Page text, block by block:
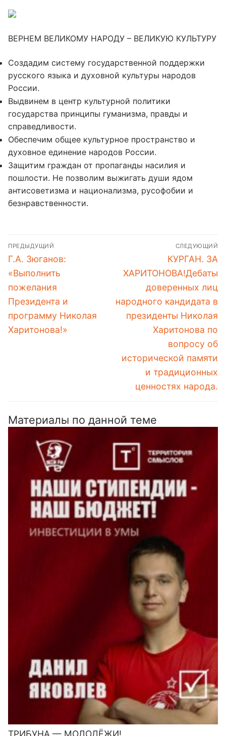
ВЕРНЕМ ВЕЛИКОМУ НАРОДУ – ВЕЛИКУЮ КУЛЬТУРУ
Создадим систему государственной поддержки
русского языка и духовной культуры народов
России.
Выдвинем в центр культурной политики
государства принципы гуманизма, правды и
справедливости.
Обеспечим общее культурное пространство и
духовное единение народов России.
Защитим граждан от пропаганды насилия и
пошлости. Не позволим выжигать души ядом
антисоветизма и национализма, русофобии и
безнравственности.
Навигация
по
записям
ПРЕДЫДУЩИЙ
Предыдущая
запись:
Г.А. Зюганов:
«Выполнить
пожелания
Президента и
программу Николая
Харитонова!»
СЛЕДУЮЩИЙ
Следующая
запись:
КУРГАН. ЗА
ХАРИТОНОВА!Дебаты
доверенных лиц
народного кандидата в
президенты Николая
Харитонова по
вопросу об
исторической памяти
и традиционных
ценностях народа.
Материалы по данной теме
ТРИБУНА — МОЛОДЁЖИ!